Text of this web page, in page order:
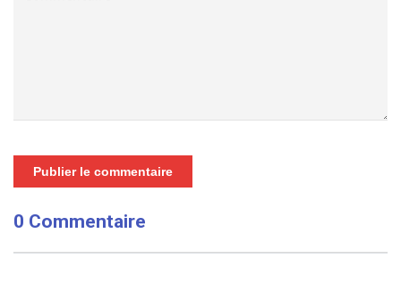
Publier le commentaire
0 Commentaire